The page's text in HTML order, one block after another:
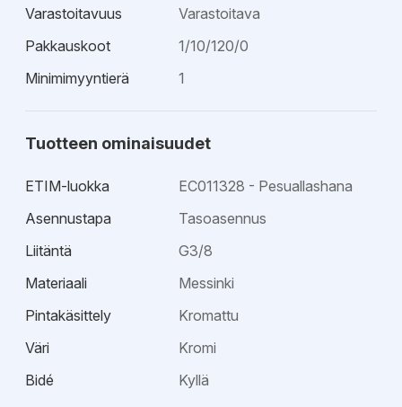
Varastoitavuus
Varastoitava
Pakkauskoot
1/10/120/0
Minimimyyntierä
1
Tuotteen ominaisuudet
ETIM-luokka
EC011328 - Pesuallashana
Asennustapa
Tasoasennus
Liitäntä
G3/8
Materiaali
Messinki
Pintakäsittely
Kromattu
Väri
Kromi
Bidé
Kyllä